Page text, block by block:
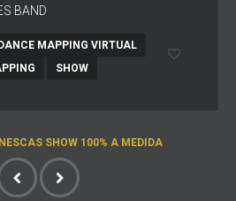
BAND
MAPPING VIRTUAL
SHOW
SHOW 100% A MEDIDA